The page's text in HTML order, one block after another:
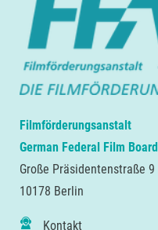
Filmförderungsanstalt
German Federal Film Board
Große Präsidentenstraße 9
10178 Berlin
Kontakt